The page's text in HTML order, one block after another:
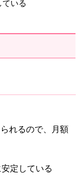
いる
れるので、月額
定している